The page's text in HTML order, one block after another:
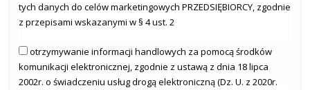
tych danych do celów marketingowych PRZEDSIĘBIORCY, zgodnie
z przepisami wskazanymi w § 4 ust. 2
otrzymywanie informacji handlowych za pomocą środków
komunikacji elektronicznej, zgodnie z ustawą z dnia 18 lipca
2002r. o świadczeniu usług drogą elektroniczną (Dz. U. z 2020r.